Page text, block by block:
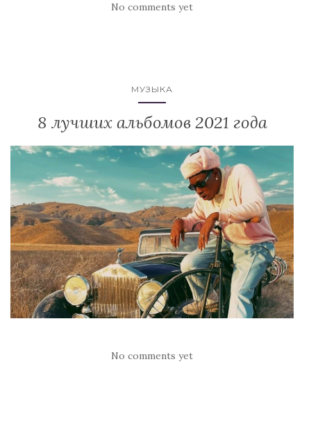
No comments yet
МУЗЫКА
8 лучших альбомов 2021 года
No comments yet